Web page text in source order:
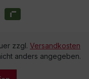
zzgl. Versandkosten
anders angegeben.